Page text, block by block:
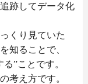
跡してデータ化
くり見ていた
知ることで、
”ことです。
考え方です。